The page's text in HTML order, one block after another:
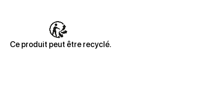
Ce produit peut être recyclé.